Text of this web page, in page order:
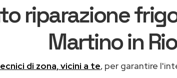
riparazione
Martino in Rio
di zona, vicini a te, per garantire